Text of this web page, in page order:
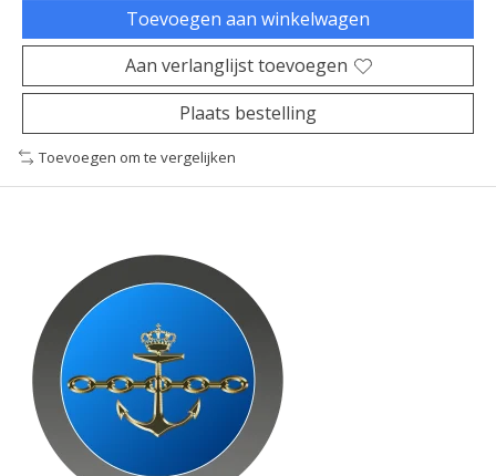
Toevoegen aan winkelwagen
Aan verlanglijst toevoegen
Plaats bestelling
Toevoegen om te vergelijken